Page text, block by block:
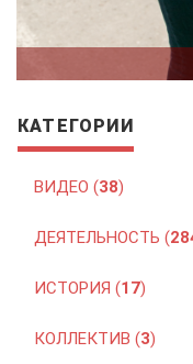
КАТЕГОРИИ
ВИДЕО (38)
ДЕЯТЕЛЬНОСТЬ (
ИСТОРИЯ (17)
КОЛЛЕКТИВ (3)